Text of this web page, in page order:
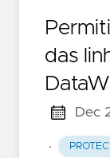
das
Dec
· PROTECT